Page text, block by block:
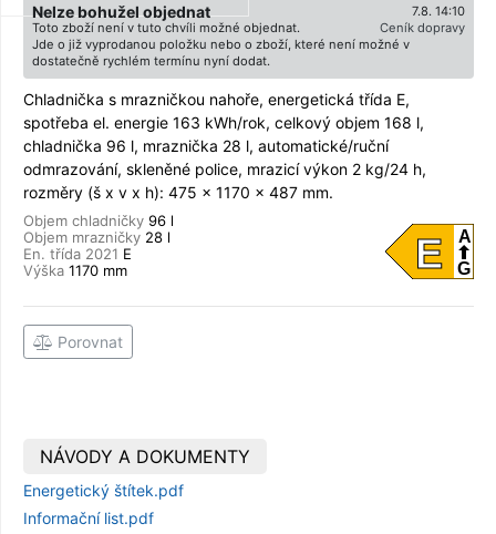
7.8. 14:10
Nelze bohužel objednat
Ceník dopravy
Toto zboží není v tuto chvíli možné objednat.
Jde o již vyprodanou položku nebo o zboží, které není možné v
dostatečně rychlém termínu nyní dodat.
Chladnička s mrazničkou nahoře, energetická třída E,
spotřeba el. energie 163 kWh/rok, celkový objem 168 l,
chladnička 96 l, mraznička 28 l, automatické/ruční
odmrazování, skleněné police, mrazicí výkon 2 kg/24 h,
rozměry (š x v x h): 475 x 1170 x 487 mm.
E
A
G
Objem chladničky 96 l
Objem mrazničky 28 l
En. třída 2021 E
Výška 1170 mm
Porovnat
NÁVODY A DOKUMENTY
Energetický štítek.pdf
Informační list.pdf